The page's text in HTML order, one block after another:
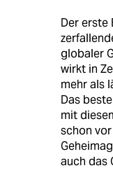
Der erste
globaler
wirkt in
mehr als
Das
mit
schon
auch das